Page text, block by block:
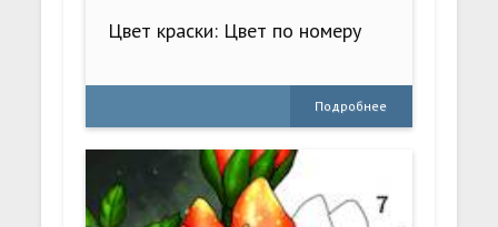
Цвет краски: Цвет по номеру
Подробнее